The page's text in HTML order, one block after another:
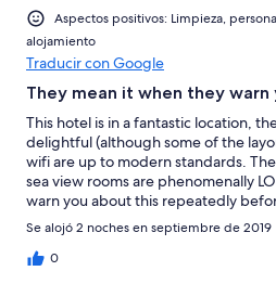
Aspectos positivos: Limpieza,
alojamiento
Traducir con Google
They mean it when they warn
This hotel is in a fantastic location,
delightful (although some of the
wifi are up to modern standards.
sea view rooms are phenomenally
warn you about this repeatedly
Take this warning seriously. This is
trying to sleep in a booth at a dance
Se alojó 2 noches en septiembre de 2019
0